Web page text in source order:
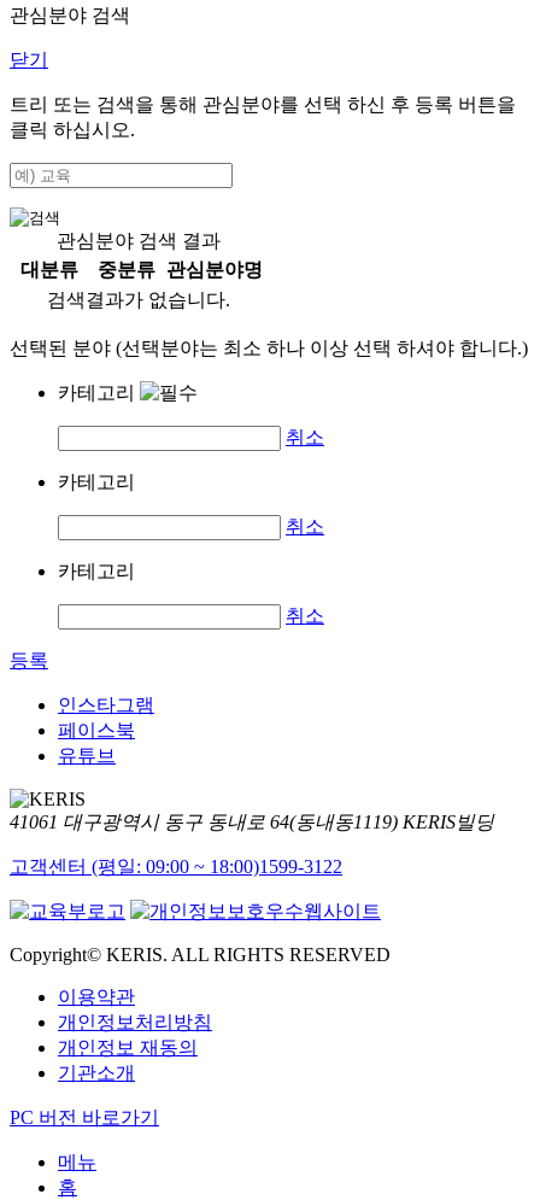
관심분야 검색
닫기
트리 또는 검색을 통해 관심분야를 선택 하신 후 등록 버튼을
클릭 하십시오.
관심분야 검색 결과
대분류
중분류
관심분야명
검색결과가 없습니다.
선택된 분야 (선택분야는 최소 하나 이상 선택 하셔야 합니다.)
카테고리
취소
카테고리
취소
카테고리
취소
등록
인스타그램
페이스북
유튜브
41061 대구광역시 동구 동내로 64(동내동1119) KERIS빌딩
고객센터 (평일: 09:00 ~ 18:00)1599-3122
Copyright© KERIS. ALL RIGHTS RESERVED
이용약관
개인정보처리방침
개인정보 재동의
기관소개
PC 버전 바로가기
메뉴
홈